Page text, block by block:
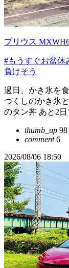
プリウス
#もうすぐお盆休
負けそう
過日、かき氷を
づくしのかき氷
のタン丼 あと2
thumb_up 98
comment6
2026/08/06 18:50